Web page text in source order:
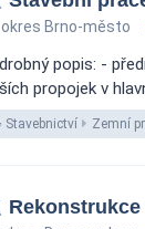
okres Brno-město
popis: -
propojek v
Stavebnictví Zemní